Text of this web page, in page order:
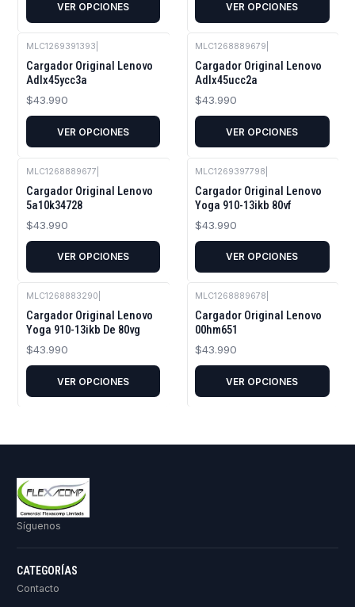
VER OPCIONES VER OPCIONES
MLC1269391393
Cargador Original Lenovo
Adlx45ycc3a
$43.990
VER OPCIONES
MLC1268889679
Cargador Original Lenovo
Adlx45ucc2a
$43.990
VER OPCIONES
MLC1268889677
Cargador Original Lenovo
5a10k34728
$43.990
VER OPCIONES
MLC1269397798
Cargador Original Lenovo
Yoga 910-13ikb 80vf
$43.990
VER OPCIONES
MLC1268883290
Cargador Original Lenovo
Yoga 910-13ikb De 80vg
$43.990
VER OPCIONES
MLC1268889678
Cargador Original Lenovo
00hm651
$43.990
VER OPCIONES
Síguenos
CATEGORÍAS
Contacto